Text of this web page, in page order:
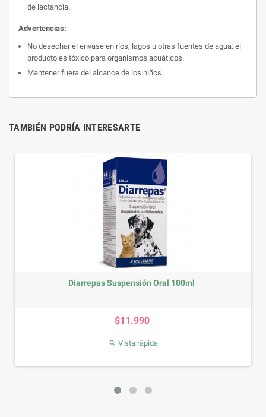
de lactancia.
Advertencias:
No desechar el envase en ríos, lagos u otras fuentes de agua; el
producto es tóxico para organismos acuáticos.
Mantener fuera del alcance de los niños.
TAMBIÉN PODRÍA INTERESARTE
Diarrepas Suspensión Oral 100ml
$11.990
 Vista rápida